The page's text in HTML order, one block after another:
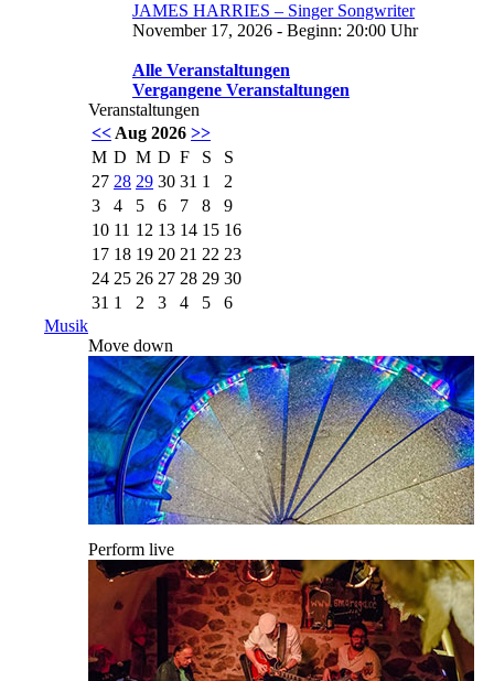
JAMES HARRIES – Singer Songwriter
November 17, 2026 - Beginn: 20:00 Uhr
Alle Veranstaltungen
Vergangene Veranstaltungen
Veranstaltungen
<< Aug 2026 >>
M D M D F S
S
27 28 29 30 31 1
2
3
4 5 6 7 8
9
10 11 12 13 14 15 16
17 18 19 20 21 22 23
24 25 26 27 28 29 30
31 1 2 3 4 5
6
Musik
Move down
Perform live